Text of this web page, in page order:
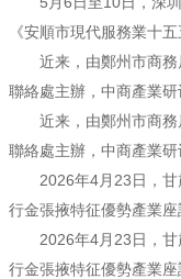
《安順市現代服務業十
近来，由鄭州市商務
聯絡處主辦，中商產業
近来，由鄭州市商務
聯絡處主辦，中商產業
2026年4月23日，甘
行金張掖特征優勢產業座
2026年4月23日，甘
行金張掖特征優勢產業座